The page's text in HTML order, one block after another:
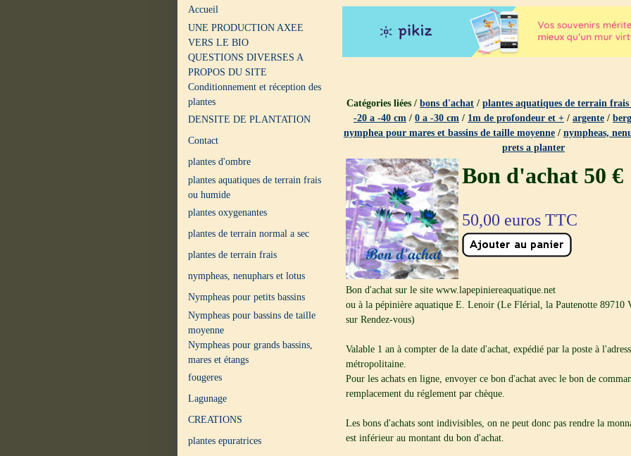
Accueil
UNE PRODUCTION AXEE
VERS LE BIO
QUESTIONS DIVERSES A
PROPOS DU SITE
Conditionnement et réception des
plantes
DENSITE DE PLANTATION
Contact
plantes d'ombre
plantes aquatiques de terrain frais
ou humide
plantes oxygenantes
plantes de terrain normal a sec
plantes de terrain frais
nympheas, nenuphars et lotus
Nympheas pour petits bassins
Nympheas pour bassins de taille
moyenne
Nympheas pour grands bassins,
mares et étangs
fougeres
Lagunage
CREATIONS
plantes epuratrices
Catégories liées / bons d'achat / plantes aquatiques de terrain
-20 a -40 cm / 0 a -30 cm / 1m de profondeur et + / argente /
nymphea pour mares et bassins de taille moyenne / nympheas,
prets a planter
Bon d'achat 50 €
50,00 euros TTC
Bon d'achat sur le site www.lapepiniereaquatique.net
ou à la pépinière aquatique E. Lenoir (Le Flérial, la Pautenotte 89710
sur Rendez-vous)
Valable 1 an à compter de la date d'achat, expédié par la poste à
métropolitaine.
Pour les achats en ligne, envoyer ce bon d'achat avec le bon de
remplacement du réglement par chèque.
Les bons d'achats sont indivisibles, on ne peut donc pas rendre la
est inférieur au montant du bon d'achat.